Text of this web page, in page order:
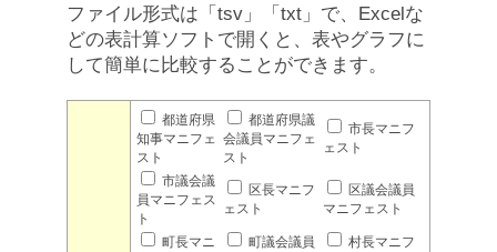
ファイル形式は「tsv」「txt」で、Excelな
どの表計算ソフトで開くと、表やグラフに
して簡単に比較することができます。
都道府県
知事マニフェ
スト
都道府県議
会議員マニフェ
スト
市長マニフ
ェスト
市議会議
員マニフェス
ト
区長マニフ
ェスト
区議会議員
マニフェスト
町長マニ
町議会議員
村長マニフ